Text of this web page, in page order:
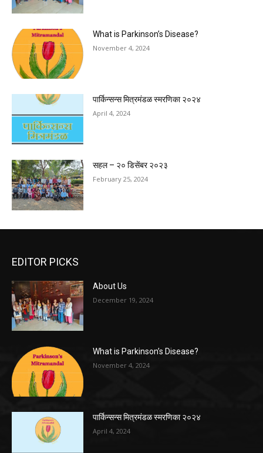
What is Parkinson’s Disease?
November 4, 2024
पार्किन्सन्स मित्रमंडळ स्मरणिका २०२४
April 4, 2024
सहल – २० डिसेंबर २०२३
February 25, 2024
EDITOR PICKS
About Us
December 19, 2024
What is Parkinson’s Disease?
November 4, 2024
पार्किन्सन्स मित्रमंडळ स्मरणिका २०२४
April 4, 2024